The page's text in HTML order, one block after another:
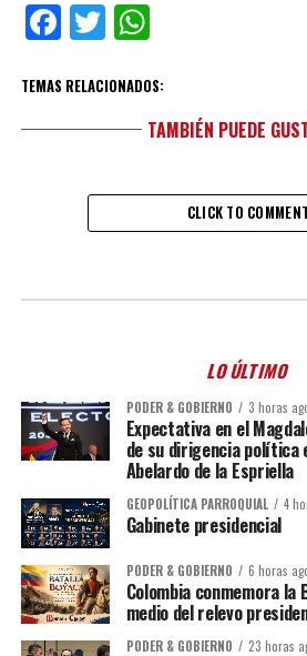
Facebook
TwitterWhatsApp
TEMAS RELACIONADOS:
TAMBIÉN PUEDE
CLICK TO COMMENT
LO ÚLTIMO
PODER & GOBIERNO 3 horas
Expectativa en el
de su dirigencia política
Abelardo de la Espriella
GEOPOLÍTICA PARROQUIAL 4
Gabinete presidencial
PODER & GOBIERNO 6 horas
Colombia conmemora la
medio del relevo
PODER & GOBIERNO 23 horas